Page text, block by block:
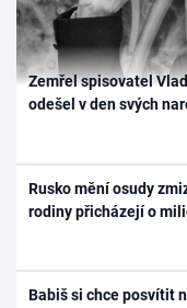
Zemřel spisovatel
odešel v den svých
Rusko mění osudy
rodiny přicházejí o
Babiš si chce posvítit